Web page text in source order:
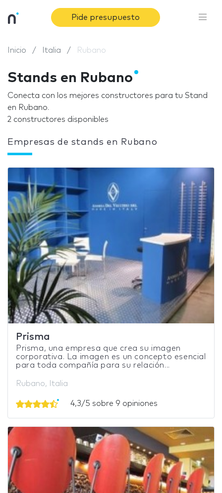
Pide presupuesto
Inicio Italia Rubano
Stands en Rubano
Conecta con los mejores constructores para tu Stand
en Rubano.
2 constructores disponibles
Empresas de stands en Rubano
Prisma
Prisma, una empresa que crea su imagen
corporativa. La imagen es un concepto esencial
para toda compañía para su relación...
Rubano, Italia
4,3/5 sobre 9 opiniones